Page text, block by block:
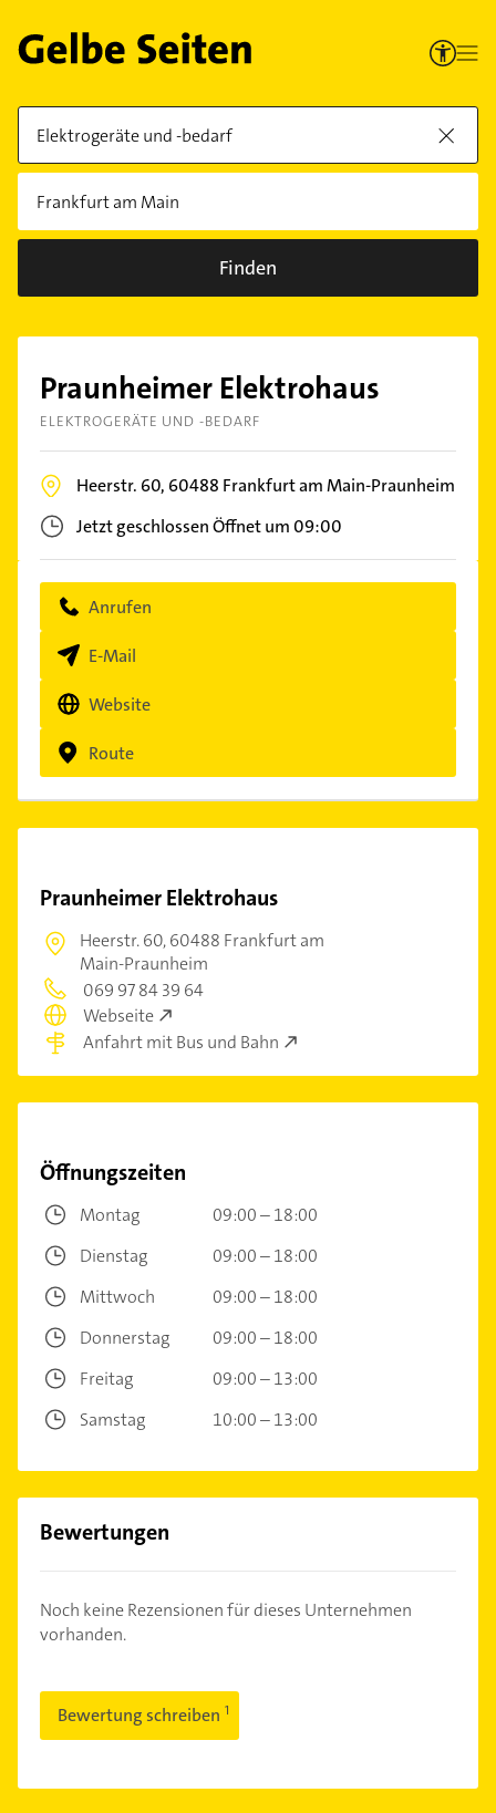
Finden
Praunheimer Elektrohaus
ELEKTROGERÄTE UND -BEDARF
Heerstr. 60, 60488 Frankfurt am Main-Praunheim
Jetzt geschlossenÖffnet um 09:00
Anrufen
E-Mail
Website
Route
Praunheimer Elektrohaus
Heerstr. 60,60488 Frankfurt am
Main-Praunheim
069 97 84 39 64
Webseite
Anfahrt mit Bus und Bahn
Öffnungszeiten
Montag
09:00 – 18:00
Dienstag
09:00 – 18:00
Mittwoch
09:00 – 18:00
Donnerstag
09:00 – 18:00
Freitag
09:00 – 13:00
Samstag
10:00 – 13:00
Bewertungen
Noch keine Rezensionen für dieses Unternehmen
vorhanden.
Bewertung schreiben